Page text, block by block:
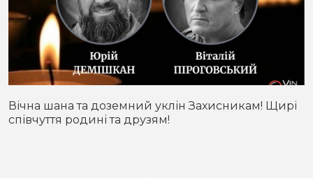
Здоров'я
Приватна думка
В кулуарах
Місто
Життя
Вічна шана та доземний уклін Захисникам! Щирі
співчуття родині та друзям!